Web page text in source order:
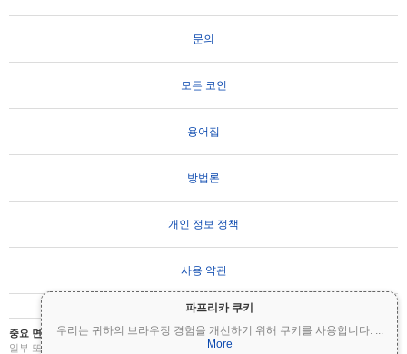
파프리카 쿠키
우리는 귀하의 브라우징 경험을 개선하기 위해 쿠키를 사용합니다. ...
More
문의
모든 코인
용어집
방법론
개인 정보 정책
사용 약관
중요 면책 조항: 암호화폐는 변동성이 매우 높으며 상당한 위험을 수반합니다. 투자금의
일부 또는 전부를 잃을 수 있습니다. Coinpaprika의 모든 정보는 정보 제공 목적으로만 제